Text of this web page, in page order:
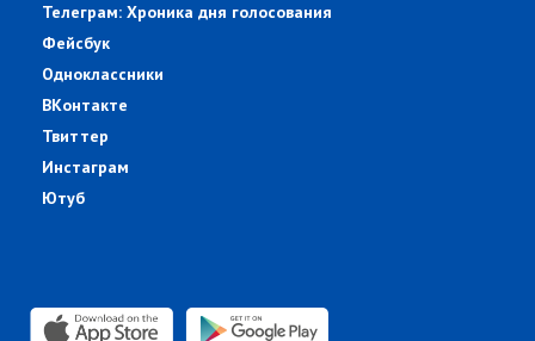
Телеграм: Хроника дня голосования
Фейсбук
Одноклассники
ВКонтакте
Твиттер
Инстаграм
Ютуб